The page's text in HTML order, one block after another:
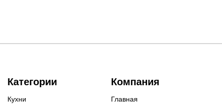
Категории
Кухни
Компания
Главная